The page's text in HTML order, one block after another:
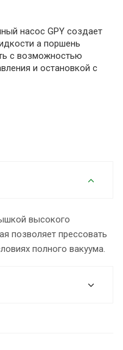
насос GPY создает
а поршень
с возможностью
и остановкой с
высокого
позволяет прессовать
полного вакуума.